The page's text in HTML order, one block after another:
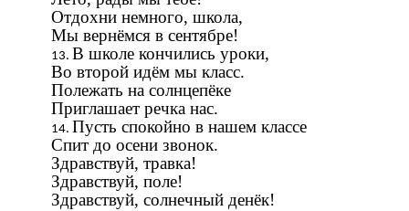
Отдохни немного, школа,
Мы вернёмся в сентябре!
В школе кончились уроки,
Во второй идём мы класс.
Полежать на солнцепёке
Приглашает речка нас.
Пусть спокойно в нашем классе
Спит до осени звонок.
Здравствуй, травка!
Здравствуй, поле!
Здравствуй, солнечный денёк!